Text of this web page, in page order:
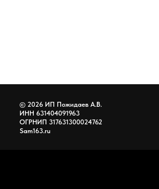
© 2026 ИП Пожидаев А.В.
ИНН 631404091963
ОГРНИП 317631300024762
Sam163.ru